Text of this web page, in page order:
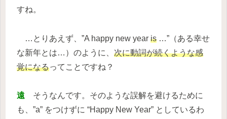
すね。
…とりあえず、”A happy new year is …”（ある幸せ
な新年とは…）のように、 次に動詞が続くような感
覚になるってことですね？
遠 そうなんです。そのような誤解を避けるために
も、”a” をつけずに “Happy New Year” としているわ